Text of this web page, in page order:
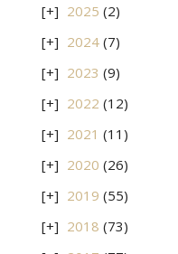
2025 (2)
2024 (7)
2023 (9)
2022 (12)
2021 (11)
2020 (26)
2019 (55)
2018 (73)